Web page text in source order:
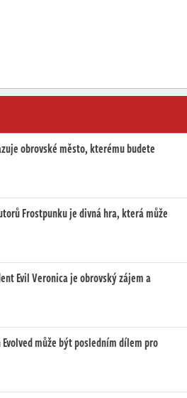
obrovské město, kterému budete
Frostpunku je divná hra, která může
Evil Veronica je obrovský zájem a
Evolved může být posledním dílem pro